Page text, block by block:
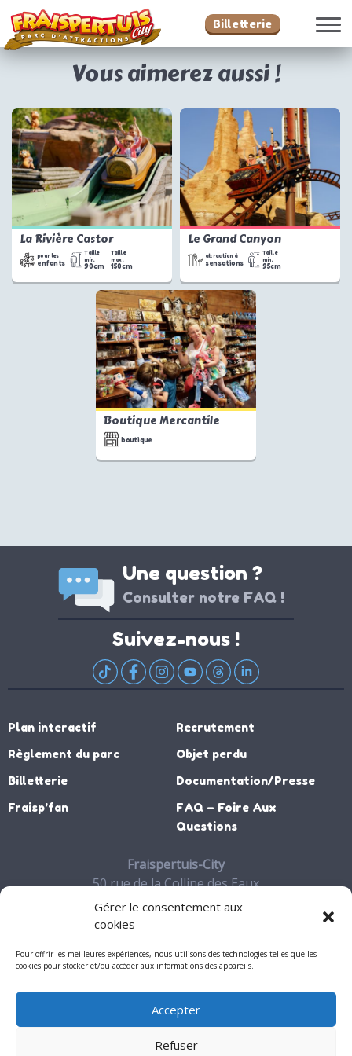
Gérer le consentement aux
cookies
Pour offrir les meilleures expériences, nous utilisons des technologies telles que les
cookies pour stocker et/ou accéder aux informations des appareils.
Accepter
Refuser
Billetterie
Vous aimerez aussi !
La Rivière Castor
pour les
enfants
Taille
min.
90cm
Taille
max.
150cm
Le Grand Canyon
attraction à
sensations
Taille
min.
95cm
Boutique Mercantile
boutique
Une question ?
Consulter notre FAQ !
Suivez-nous !
Plan interactif
Règlement du parc
Billetterie
Fraisp’fan
Recrutement
Objet perdu
Documentation/Presse
FAQ – Foire Aux
Questions
Fraispertuis-City
50 rue de la Colline des Eaux
88700 JEANMENIL
Contact
Mon compte
Mentions légales